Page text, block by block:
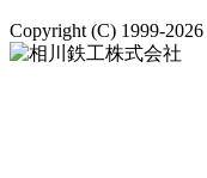
Copyright (C) 1999-